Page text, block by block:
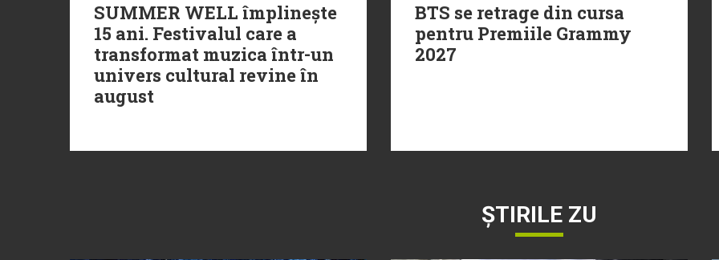
SUMMER WELL împlinește
15 ani. Festivalul care a
transformat muzica într-un
univers cultural revine în
august
BTS se retrage din cursa
pentru Premiile Grammy
2027
ȘTIRILE ZU